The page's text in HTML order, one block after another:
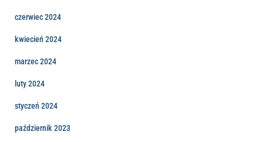
czerwiec 2024
kwiecień 2024
marzec 2024
luty 2024
styczeń 2024
październik 2023